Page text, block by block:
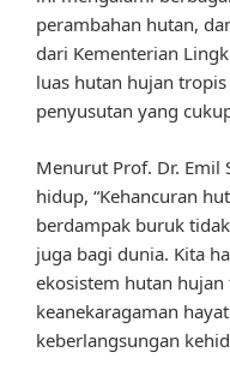
perambahan hutan,
dari Kementerian
luas hutan hujan
penyusutan yang
Menurut Prof. Dr. Emil
hidup, “Kehancuran
berdampak buruk
juga bagi dunia. Kita
ekosistem hutan
keanekaragaman
keberlangsungan